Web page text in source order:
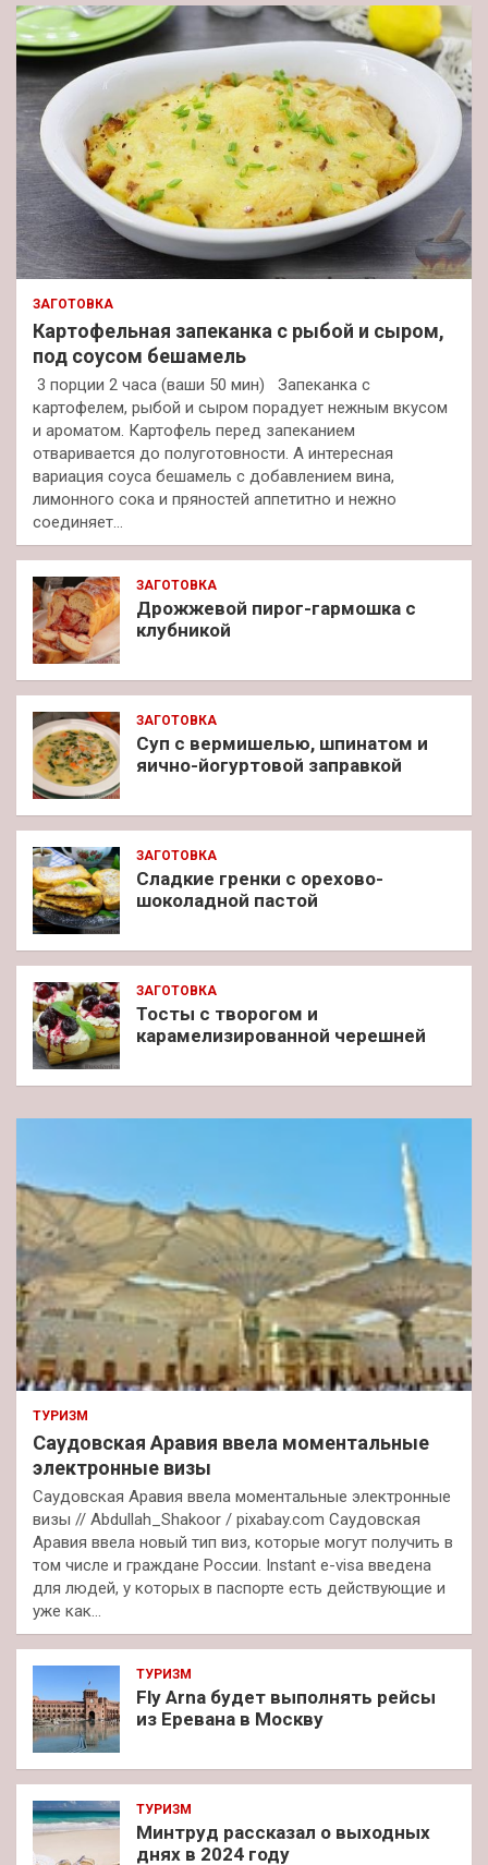
ЗАГОТОВКА
Картофельная запеканка с рыбой и сыром,
под соусом бешамель
3 порции 2 часа (ваши 50 мин) Запеканка с
картофелем, рыбой и сыром порадует нежным вкусом
и ароматом. Картофель перед запеканием
отваривается до полуготовности. А интересная
вариация соуса бешамель с добавлением вина,
лимонного сока и пряностей аппетитно и нежно
соединяет…
ЗАГОТОВКА
Дрожжевой пирог-гармошка с
клубникой
ЗАГОТОВКА
Суп с вермишелью, шпинатом и
яично-йогуртовой заправкой
ЗАГОТОВКА
Сладкие гренки с орехово-
шоколадной пастой
ЗАГОТОВКА
Тосты с творогом и
карамелизированной черешней
ТУРИЗМ
Саудовская Аравия ввела моментальные
электронные визы
Саудовская Аравия ввела моментальные электронные
визы // Abdullah_Shakoor / pixabay.com Саудовская
Аравия ввела новый тип виз, которые могут получить в
том числе и граждане России. Instant e-visa введена
для людей, у которых в паспорте есть действующие и
уже как…
ТУРИЗМ
Fly Arna будет выполнять рейсы
из Еревана в Москву
ТУРИЗМ
Минтруд рассказал о выходных
днях в 2024 году